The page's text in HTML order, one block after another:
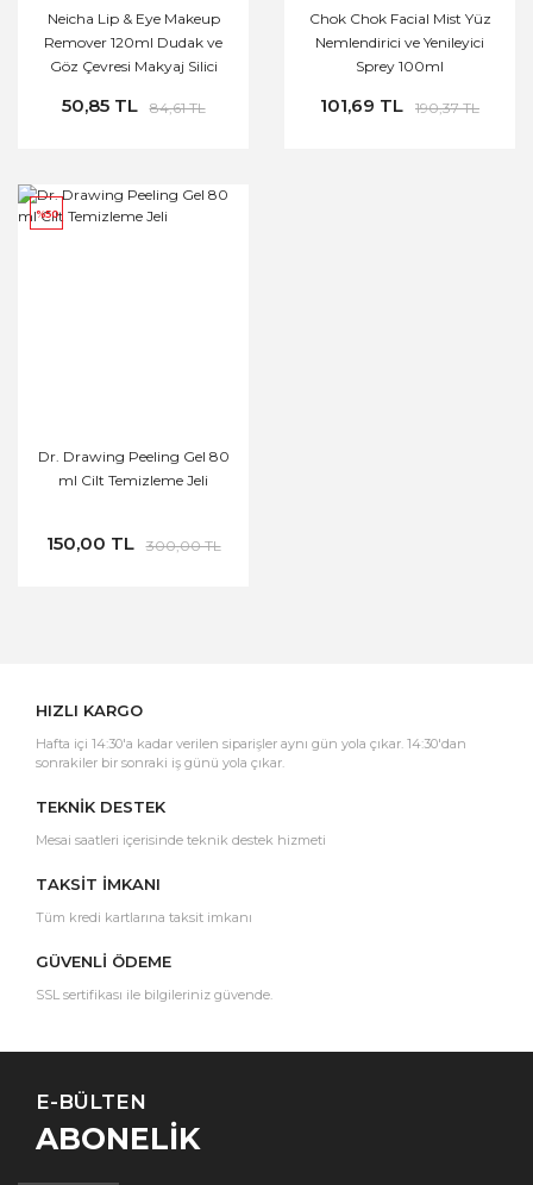
Neicha Lip & Eye Makeup
Remover 120ml Dudak ve
Göz Çevresi Makyaj Silici
50,85 TL 84,61 TL
Chok Chok Facial Mist Yüz
Nemlendirici ve Yenileyici
Sprey 100ml
101,69 TL 190,37 TL
%50
Dr. Drawing Peeling Gel 80
ml Cilt Temizleme Jeli
150,00 TL 300,00 TL
HIZLI KARGO
Hafta içi 14:30'a kadar verilen siparişler aynı gün yola çıkar. 14:30'dan
sonrakiler bir sonraki iş günü yola çıkar.
TEKNİK DESTEK
Mesai saatleri içerisinde teknik destek hizmeti
TAKSİT İMKANI
Tüm kredi kartlarına taksit imkanı
GÜVENLİ ÖDEME
SSL sertifikası ile bilgileriniz güvende.
E-BÜLTEN
ABONELİK